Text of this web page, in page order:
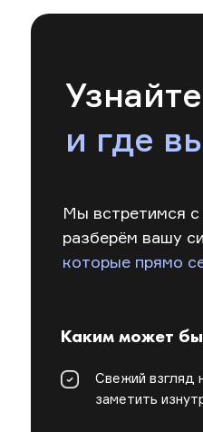
и где
Мы встретимся с
разберём вашу
которые прямо
Свежий взгляд
заметить
Каким может